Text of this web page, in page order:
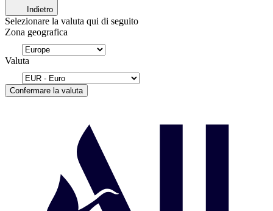
Indietro
Selezionare la valuta qui di seguito
Zona geografica
Valuta
Confermare la valuta